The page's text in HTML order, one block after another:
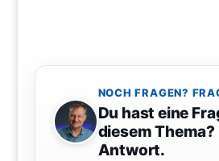
NOCH FRAGEN?
Du hast eine
diesem Thema?
Antwort.